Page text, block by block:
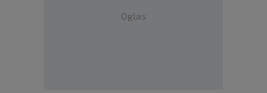
Oglas